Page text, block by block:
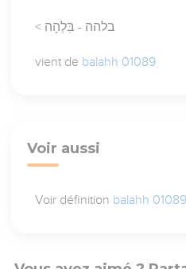
< בלהה - בִּלְהָה
vient de balahh 01089
Voir aussi
Voir définition balahh 01089